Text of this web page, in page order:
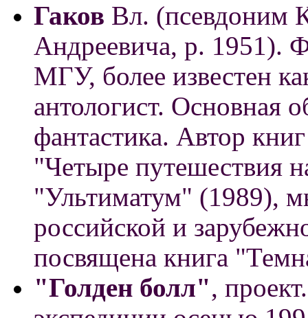
Гаков Вл. (псевдоним
Андреевича, р. 1951).
МГУ, более известен
антологист. Основная
фантастика. Автор
"Четыре путешествия
"Ультиматум" (1989),
российской и
посвящена книга
"Голден болл",